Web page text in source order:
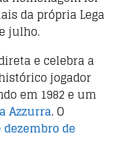
da própria Lega
julho.
e celebra a
jogador
em 1982 e um
Azzurra. O
de